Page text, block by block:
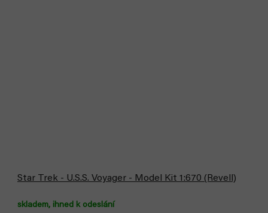
Star Trek - U.S.S. Voyager - Model Kit 1:670 (Revell)
skladem, ihned k odeslání